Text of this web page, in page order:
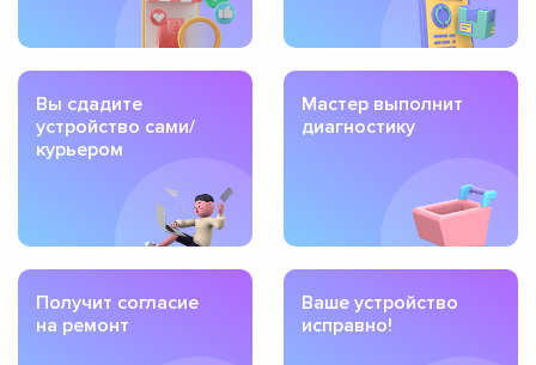
Вы сдадите
устройство сами/
курьером
Мастер выполнит
диагностику
Получит согласие
на ремонт
Ваше устройство
исправно!